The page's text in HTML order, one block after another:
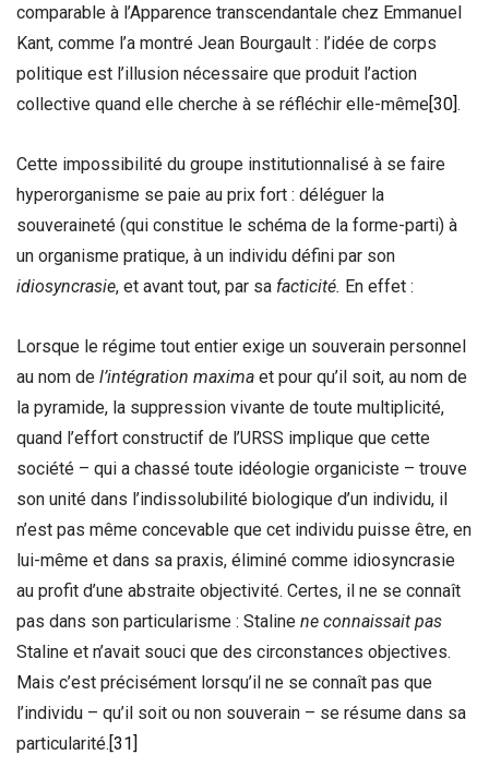
comparable à l’Apparence transcendantale chez Emmanuel
Kant, comme l’a montré Jean Bourgault : l’idée de corps
politique est l’illusion nécessaire que produit l’action
collective quand elle cherche à se réfléchir elle-même[30].
Cette impossibilité du groupe institutionnalisé à se faire
hyperorganisme se paie au prix fort : déléguer la
souveraineté (qui constitue le schéma de la forme-parti) à
un organisme pratique, à un individu défini par son
idiosyncrasie, et avant tout, par sa facticité. En effet :
Lorsque le régime tout entier exige un souverain personnel
au nom de l’intégration maxima et pour qu’il soit, au nom de
la pyramide, la suppression vivante de toute multiplicité,
quand l’effort constructif de l’URSS implique que cette
société – qui a chassé toute idéologie organiciste – trouve
son unité dans l’indissolubilité biologique d’un individu, il
n’est pas même concevable que cet individu puisse être, en
lui-même et dans sa praxis, éliminé comme idiosyncrasie
au profit d’une abstraite objectivité. Certes, il ne se connaît
pas dans son particularisme : Staline ne connaissait pas
Staline et n’avait souci que des circonstances objectives.
Mais c’est précisément lorsqu’il ne se connaît pas que
l’individu – qu’il soit ou non souverain – se résume dans sa
particularité.[31]